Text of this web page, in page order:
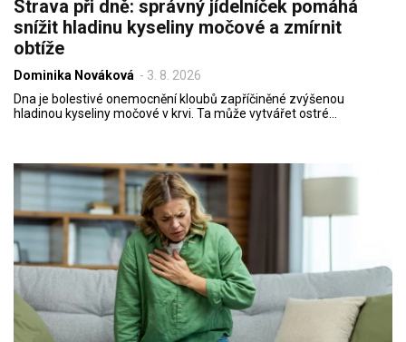
Strava při dně: správný jídelníček pomáhá
snížit hladinu kyseliny močové a zmírnit
obtíže
Dominika Nováková - 3. 8. 2026
Dna je bolestivé onemocnění kloubů zapříčiněné zvýšenou
hladinou kyseliny močové v krvi. Ta může vytvářet ostré…